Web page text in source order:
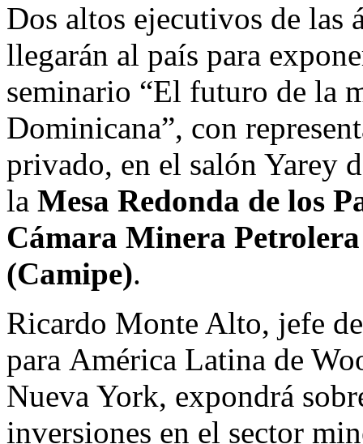
Dos altos ejecutivos de las
llegarán al país para
seminario “El futuro de la
Dominicana”, con
privado, en el salón Yarey
la Mesa Redonda de los
Cámara Minera
(Camipe).
Ricardo Monte Alto, jefe
para América Latina de
Nueva York, expondrá
inversiones en el sector